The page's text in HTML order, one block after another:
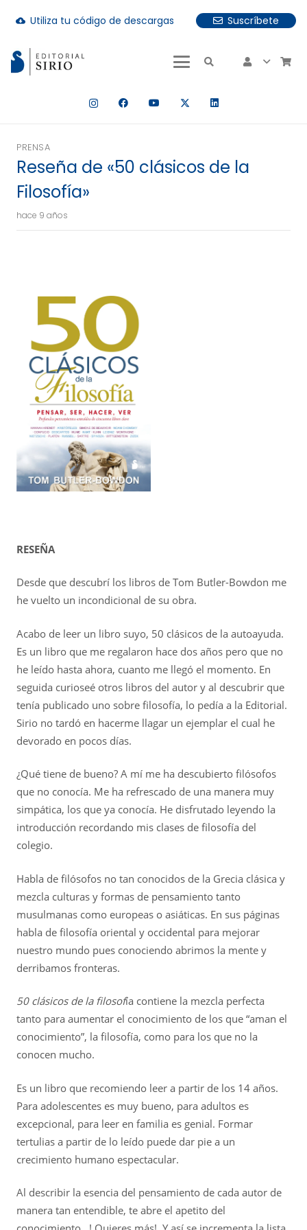
cloud_download Utiliza tu código de descargas
Suscríbete
hay resultados autocompletados, puedes utilizar las
PRENSA
Reseña de «50 clásicos de la
Filosofía»
hace 9 años
RESEÑA
Desde que descubrí los libros de Tom Butler-Bowdon me
he vuelto un incondicional de su obra.
Acabo de leer un libro suyo, 50 clásicos de la autoayuda.
Es un libro que me regalaron hace dos años pero que no
he leído hasta ahora, cuanto me llegó el momento. En
seguida curioseé otros libros del autor y al descubrir que
tenía publicado uno sobre filosofía, lo pedía a la Editorial.
Sirio no tardó en hacerme llagar un ejemplar el cual he
devorado en pocos días.
¿Qué tiene de bueno? A mí me ha descubierto filósofos
que no conocía. Me ha refrescado de una manera muy
simpática, los que ya conocía. He disfrutado leyendo la
introducción recordando mis clases de filosofía del
colegio.
Habla de filósofos no tan conocidos de la Grecia clásica y
mezcla culturas y formas de pensamiento tanto
musulmanas como europeas o asiáticas. En sus páginas
habla de filosofía oriental y occidental para mejorar
nuestro mundo pues conociendo abrimos la mente y
derribamos fronteras.
50 clásicos de la filosofía contiene la mezcla perfecta
tanto para aumentar el conocimiento de los que “aman el
conocimiento”, la filosofía, como para los que no la
conocen mucho.
Es un libro que recomiendo leer a partir de los 14 años.
Para adolescentes es muy bueno, para adultos es
excepcional, para leer en familia es genial. Formar
tertulias a partir de lo leído puede dar pie a un
crecimiento humano espectacular.
Al describir la esencia del pensamiento de cada autor de
manera tan entendible, te abre el apetito del